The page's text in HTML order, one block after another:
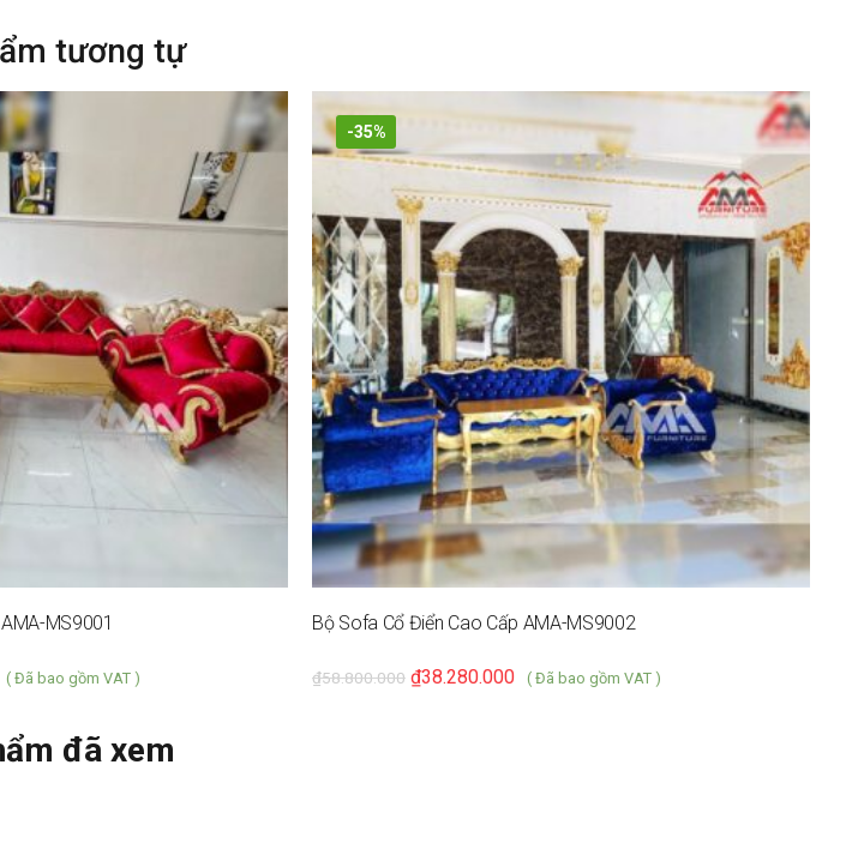
tương tự
MS9001
( Đã bao gồm VAT )
-35%
Bộ Sofa Cổ Điển Cao Cấp AMA-MS9002
58.800.000
₫ 38.280.000
₫ ( Đã bao gồm VAT )
đã xem